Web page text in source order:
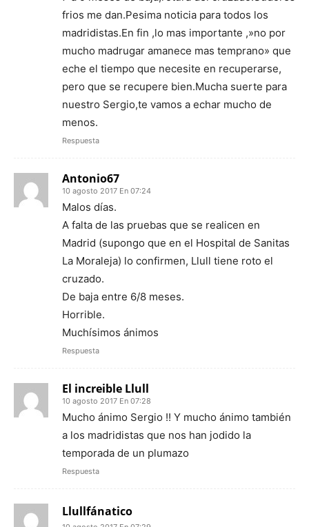
frios me dan.Pesima noticia para todos los
madridistas.En fin ,lo mas importante ,»no por
mucho madrugar amanece mas temprano» que
eche el tiempo que necesite en recuperarse,
pero que se recupere bien.Mucha suerte para
nuestro Sergio,te vamos a echar mucho de
menos.
Respuesta
Antonio67
10 agosto 2017 En 07:24
Malos días.
A falta de las pruebas que se realicen en
Madrid (supongo que en el Hospital de Sanitas
La Moraleja) lo confirmen, Llull tiene roto el
cruzado.
De baja entre 6/8 meses.
Horrible.
Muchísimos ánimos
Respuesta
El increible Llull
10 agosto 2017 En 07:28
Mucho ánimo Sergio !! Y mucho ánimo también
a los madridistas que nos han jodido la
temporada de un plumazo
Respuesta
Llullfánatico